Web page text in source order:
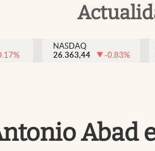
%
NASDAQ
26.363,44
-0.83%
Abad